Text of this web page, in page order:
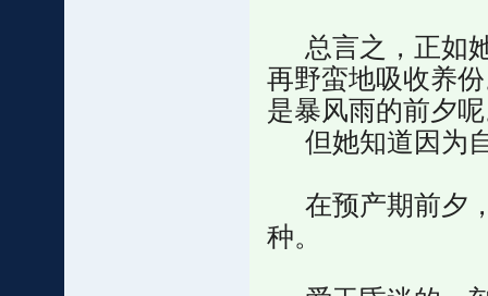
总言之，正如
再野蛮地吸收养
是暴风雨的前夕
但她知道因为
在预产期前夕
种。